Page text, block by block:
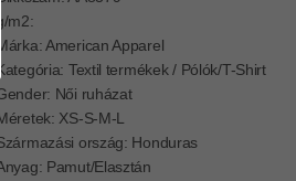
g/m2:
Márka: American Apparel
Kategória: Textil termékek / Pólók/T-Shirt
Női ruházat
XS-S-M-L
ország: Honduras
Pamut/Elasztán